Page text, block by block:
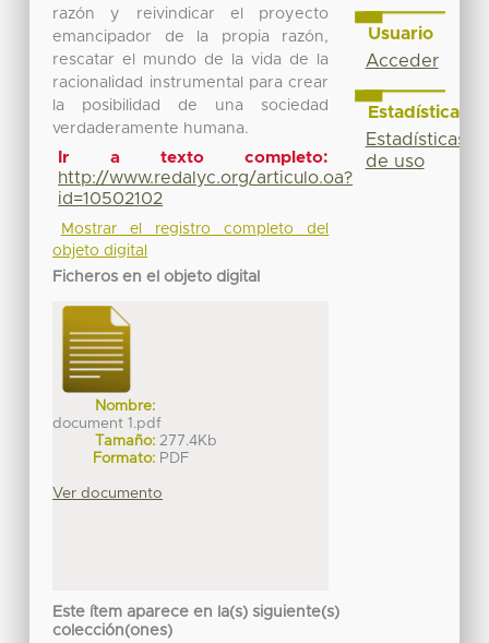
razón y reivindicar el proyecto
emancipador de la propia razón,
rescatar el mundo de la vida de la
racionalidad instrumental para crear
la posibilidad de una sociedad
verdaderamente humana.
Ir a texto completo:
http://www.redalyc.org/articulo.oa?
id=10502102
Mostrar el registro completo del
objeto digital
Ficheros en el objeto digital
Nombre:
document 1.pdf
Tamaño: 277.4Kb
Formato: PDF
Ver documento
Este ítem aparece en la(s) siguiente(s)
colección(ones)
Usuario
Acceder
Estadísticas
Estadísticas
de uso